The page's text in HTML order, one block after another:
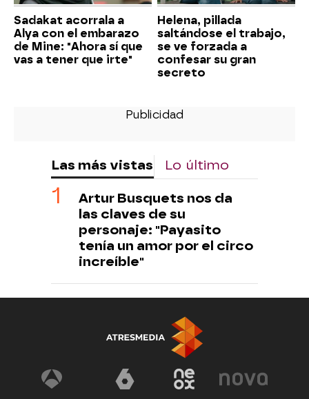
Sadakat acorrala a
Alya con el embarazo
de Mine: "Ahora sí que
vas a tener que irte"
Helena, pillada
saltándose el trabajo,
se ve forzada a
confesar su gran
secreto
Las más vistas Lo último
Artur Busquets nos da
las claves de su
personaje: "Payasito
tenía un amor por el circo
increíble"